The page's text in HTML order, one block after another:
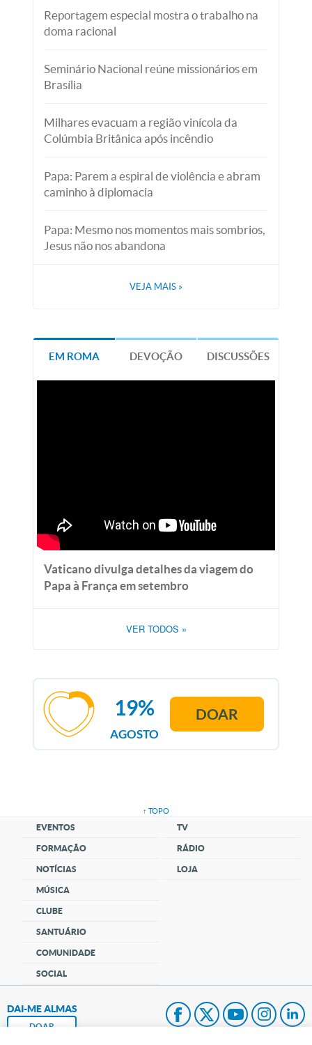
Reportagem especial mostra o trabalho na
doma racional
Seminário Nacional reúne missionários em
Brasília
Milhares evacuam a região vinícola da
Colúmbia Britânica após incêndio
Papa: Parem a espiral de violência e abram
caminho à diplomacia
Papa: Mesmo nos momentos mais sombrios,
Jesus não nos abandona
VEJA MAIS »
EM ROMA DEVOÇÃO DISCUSSÕES
Vaticano divulga detalhes da viagem do
Papa à França em setembro
VER TODOS »
AGOSTO
19% DOAR
↑ TOPO
EVENTOS
FORMAÇÃO
NOTÍCIAS
MÚSICA
CLUBE
SANTUÁRIO
COMUNIDADE
SOCIAL
TV
RÁDIO
LOJA
DAI-ME ALMAS
DOAR